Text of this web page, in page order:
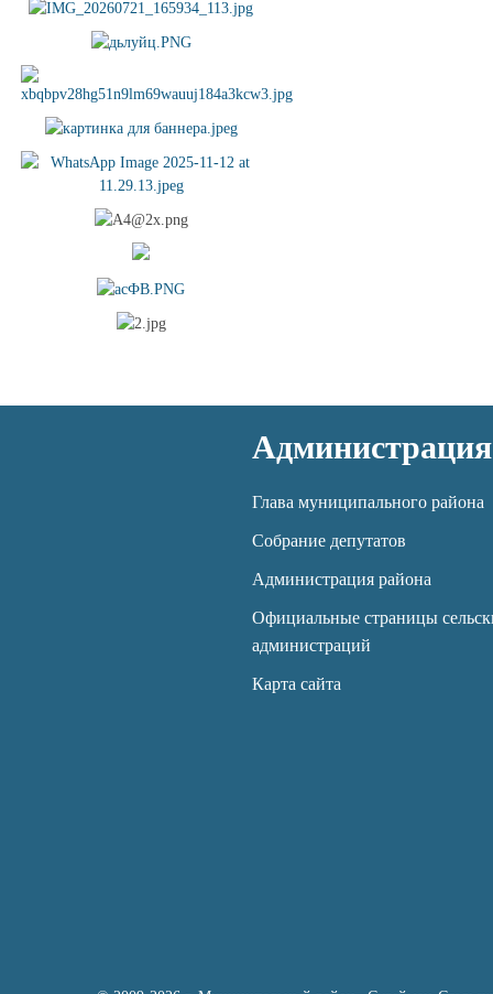
Администрация
Глава муниципального района
Собрание депутатов
Администрация района
Официальные страницы
администраций
Карта сайта